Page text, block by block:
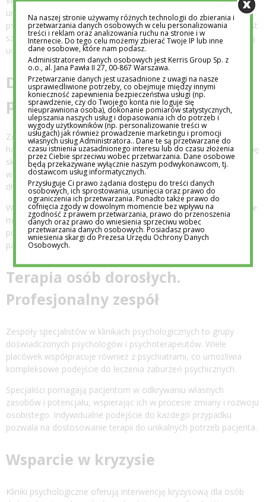
umożliwiając dostęp do profesjonalnego wsparcia
psychologicznego bez wychodzenia z domu. Ta forma terapii jest
szczególnie cenna dla osób, które z różnych powodów nie mogą
uczestniczyć w sesjach stacjonarnych.
Dogoterapia, czyli holistyczne
podejście
Zespoły specjalistów w nowoczesnych klinikach stosują
holistyczne podejście do zdrowia psychicznego. Prowadzą terapię
skoncentrowaną na przyszłości, pomagając pacjentom nie tylko
w rozwiązywaniu bieżących problemów, ale także w budowaniu
długoterminowych strategii radzenia sobie z wyzwaniami.
W ramach tego podejścia, niektóre placówki oferują innowacyjne
metody, takie jak dogoterapia. Ta forma terapii wykorzystuje
pozytywny wpływ kontaktu ze zwierzętami na stan emocjonalny
pacjentów.
Terapia osób dorosłych.
Profesjonalny zespół
Zespoły specjalistów w klinikach psychologicznych to grupy
doświadczonych psychologów i psychoterapeutów. Wiele
placówek współpracuje również z psychiatrami, co umożliwia
kompleksowe podejście do leczenia zaburzeń psychicznych.
Specjaliści pomagają pacjentom w odkrywaniu własnych
zasobów i potencjału, wspierając ich w procesie zmiany i rozwoju
osobistego. Indywidualne podejście do każdego przypadku
pozwala na dostosowanie terapii do unikalnych potrzeb pacjenta.
Wsparcie w kryzysie
Kliniki psychologiczne oferują interwencję kryzysową dla osób
Na naszej stronie używamy różnych technologii do zbierania i
przetwarzania danych osobowych w celu personalizowania
treści i reklam oraz analizowania ruchu na stronie i w
Internecie. Do tego celu możemy zbierać Twoje IP lub inne
dane osobowe, które nam podasz.
Administratorem danych osobowych jest Kerris Group Sp. z
o.o., al. Jana Pawła II 27, 00-867 Warszawa.
Przetwarzanie danych jest uzasadnione z uwagi na nasze
usprawiedliwione potrzeby, co obejmuje między innymi
konieczność zapewnienia bezpieczeństwa usługi (np.
sprawdzenie, czy do Twojego konta nie loguje się
nieuprawniona osoba), dokonanie pomiarów statystycznych,
ulepszania naszych usług i dopasowania ich do potrzeb i
wygody użytkowników (np. personalizowanie treści w
usługach) jak również prowadzenie marketingu i promocji
własnych usług Administratora.. Dane te są przetwarzane do
czasu istnienia uzasadnionego interesu lub do czasu złożenia
przez Ciebie sprzeciwu wobec przetwarzania. Dane osobowe
będą przekazywane wyłącznie naszym podwykonawcom, tj.
dostawcom usług informatycznych.
Przysługuje Ci prawo żądania dostępu do treści danych
osobowych, ich sprostowania, usunięcia oraz prawo do
ograniczenia ich przetwarzania. Ponadto także prawo do
cofnięcia zgody w dowolnym momencie bez wpływu na
zgodność z prawem przetwarzania, prawo do przenoszenia
danych oraz prawo do wniesienia sprzeciwu wobec
przetwarzania danych osobowych. Posiadasz prawo
wniesienia skargi do Prezesa Urzędu Ochrony Danych
Osobowych.